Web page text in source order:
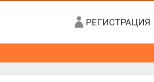
РЕГИСТРАЦИЯ